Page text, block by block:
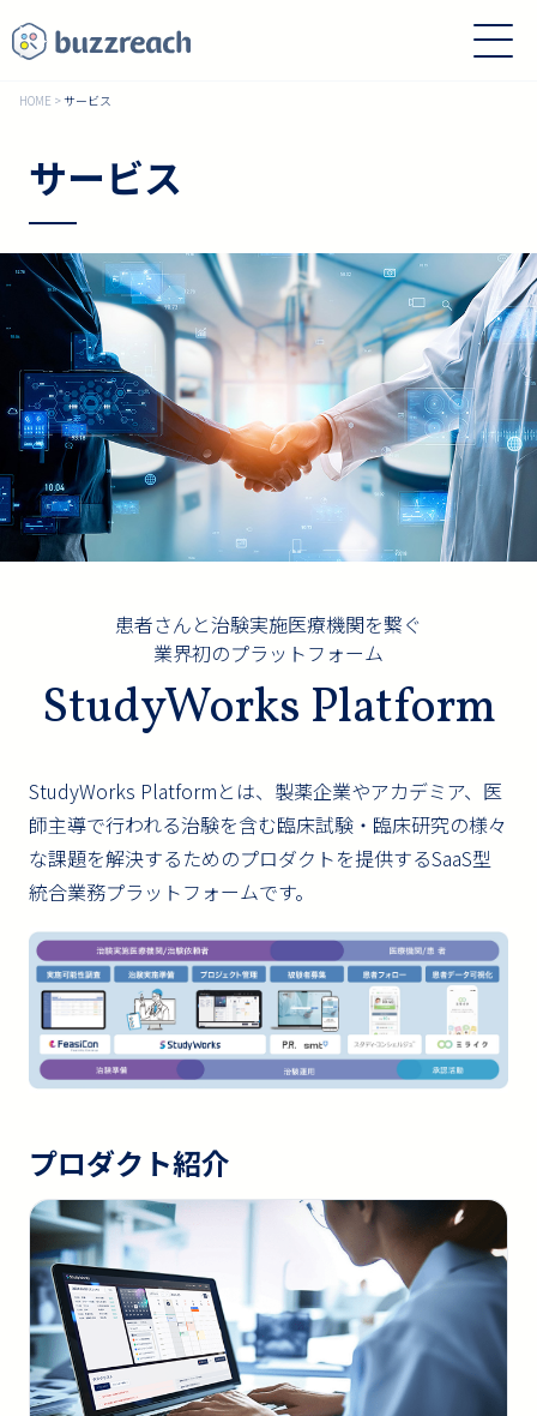
HOME >サービス
サービス
患者さんと治験実施医療機関を繋ぐ
業界初のプラットフォーム
StudyWorks Platform
StudyWorks Platformとは、製薬企業やアカデミア、医
師主導で行われる治験を含む臨床試験・臨床研究の様々
な課題を解決するためのプロダクトを提供するSaaS型
統合業務プラットフォームです。
プロダクト紹介